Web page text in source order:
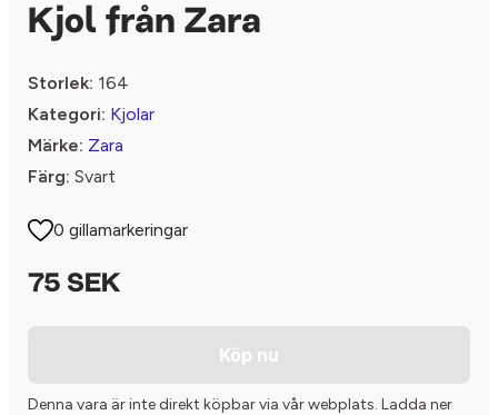
Kjol från Zara
Storlek: 164
Kategori: Kjolar
Märke: Zara
Färg: Svart
0 gillamarkeringar
75 SEK
Köp nu
Denna vara är inte direkt köpbar via vår webplats. Ladda ner